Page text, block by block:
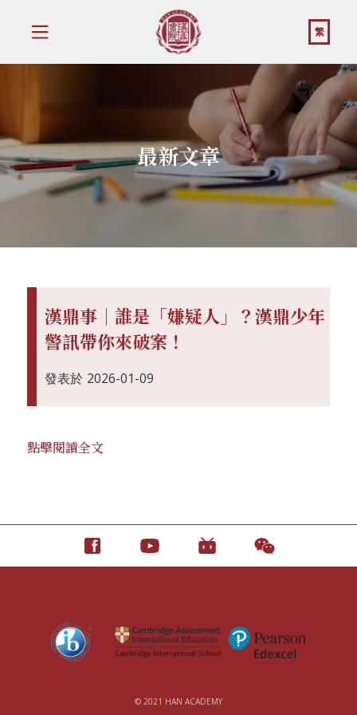
繁
最新文章
漢鼎事｜誰是「嫌疑人」？漢鼎少年
警訊帶你來破案！
發表於 2026-01-09
點擊閱讀全文
© 2021 HAN ACADEMY